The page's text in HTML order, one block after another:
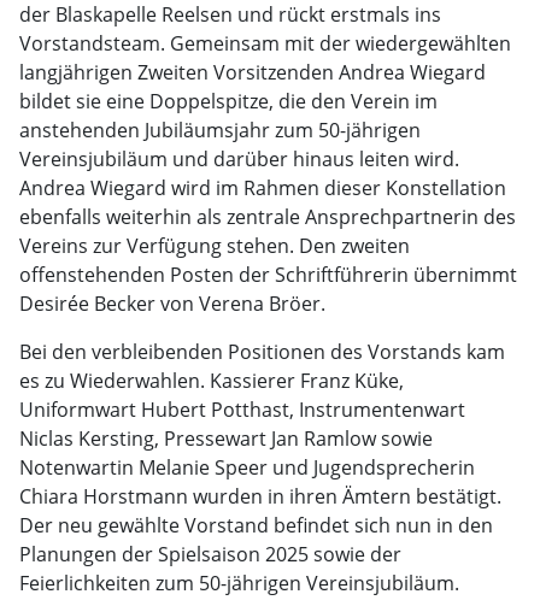
der Blaskapelle Reelsen und rückt erstmals ins
Vorstandsteam. Gemeinsam mit der wiedergewählten
langjährigen Zweiten Vorsitzenden Andrea Wiegard
bildet sie eine Doppelspitze, die den Verein im
anstehenden Jubiläumsjahr zum 50-jährigen
Vereinsjubiläum und darüber hinaus leiten wird.
Andrea Wiegard wird im Rahmen dieser Konstellation
ebenfalls weiterhin als zentrale Ansprechpartnerin des
Vereins zur Verfügung stehen. Den zweiten
offenstehenden Posten der Schriftführerin übernimmt
Desirée Becker von Verena Bröer.
Bei den verbleibenden Positionen des Vorstands kam
es zu Wiederwahlen. Kassierer Franz Küke,
Uniformwart Hubert Potthast, Instrumentenwart
Niclas Kersting, Pressewart Jan Ramlow sowie
Notenwartin Melanie Speer und Jugendsprecherin
Chiara Horstmann wurden in ihren Ämtern bestätigt.
Der neu gewählte Vorstand befindet sich nun in den
Planungen der Spielsaison 2025 sowie der
Feierlichkeiten zum 50-jährigen Vereinsjubiläum.